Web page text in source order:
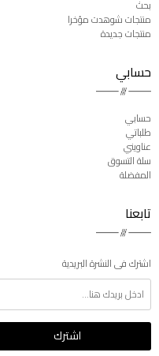
بحث
منتجات شوهدت مؤخرا
منتجات جديدة
حسابي
حسابي
طلباتي
عناويني
سلة التسوق
المفضلة
تابعنا
اشترك فى النشرة البريدية